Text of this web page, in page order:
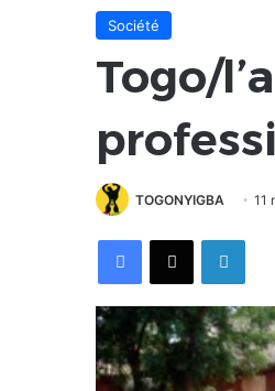
Société
Togo/
TOGONYIGBA 11
FacebookX